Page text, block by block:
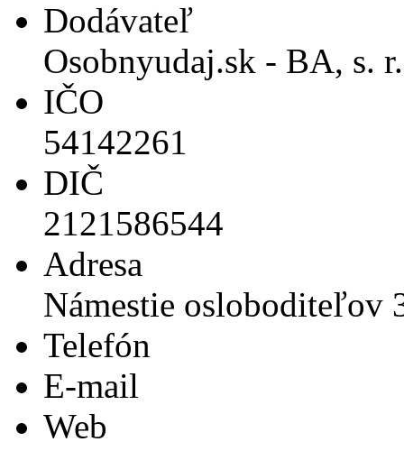
Dodávateľ
Osobnyudaj.sk - BA, s.
IČO
54142261
DIČ
2121586544
Adresa
Námestie osloboditeľov
Telefón
E-mail
Web